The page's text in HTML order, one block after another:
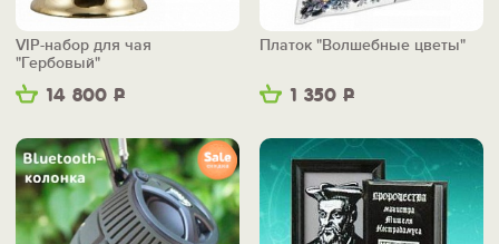
14 800 Р
VIP-набор для чая
"Гербовый"
1 350 Р
Платок "Волшебные цветы"